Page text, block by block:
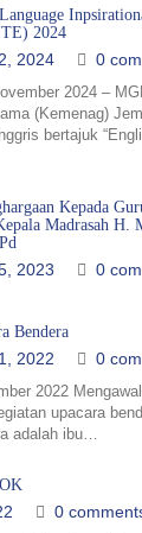
2024
2024 0
2024 –
(Kemenag)
bertajuk
Kepada
Madrasah H.
2023 0
Bendera
2022 0
2022
upacara
adalah ibu…
0